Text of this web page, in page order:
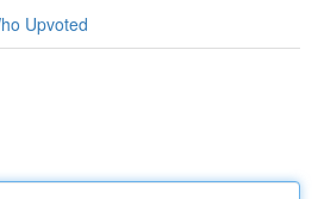
Upvoted